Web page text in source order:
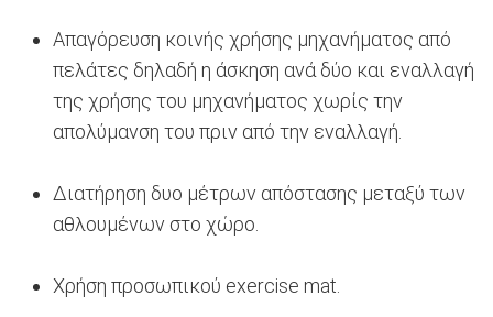
Απαγόρευση κοινής χρήσης μηχανήματος από
πελάτες δηλαδή η άσκηση ανά δύο και εναλλαγή
της χρήσης του μηχανήματος χωρίς την
απολύμανση του πριν από την εναλλαγή.
Διατήρηση δυο μέτρων απόστασης μεταξύ των
αθλουμένων στο χώρο.
Χρήση προσωπικού exercise mat.